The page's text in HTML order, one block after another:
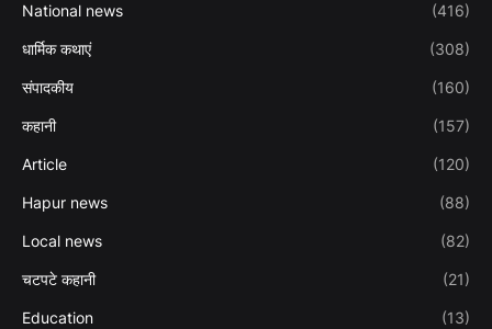
National news (416)
धार्मिक कथाएं (308)
संपादकीय (160)
कहानी (157)
Article (120)
Hapur news (88)
Local news (82)
चटपटे कहानी (21)
Education (13)